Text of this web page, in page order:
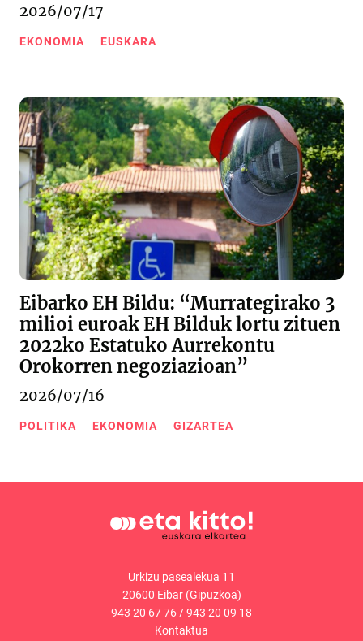
2026/07/17
EKONOMIA EUSKARA
Eibarko EH Bildu: “Murrategirako 3
milioi euroak EH Bilduk lortu zituen
2022ko Estatuko Aurrekontu
Orokorren negoziazioan”
2026/07/16
POLITIKA EKONOMIA GIZARTEA
Urkizu pasealekua 11
20600 Eibar (Gipuzkoa)
943 20 67 76/943 20 09 18
Kontaktua